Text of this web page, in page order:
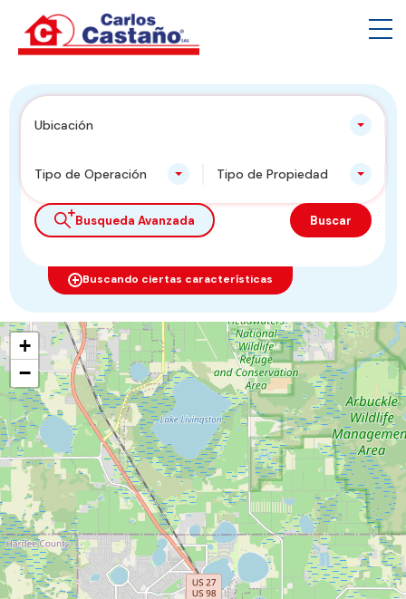
Ubicación
Tipo de Operación Tipo de Propiedad
Buscando ciertas características
Busqueda Avanzada Buscar
+
−